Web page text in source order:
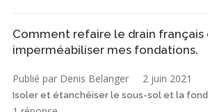
Comment refaire le drain français
imperméabiliser mes fondations.
Publié par Denis Belanger 2 juin 2021
Isoler et étanchéiser le sous-sol et la